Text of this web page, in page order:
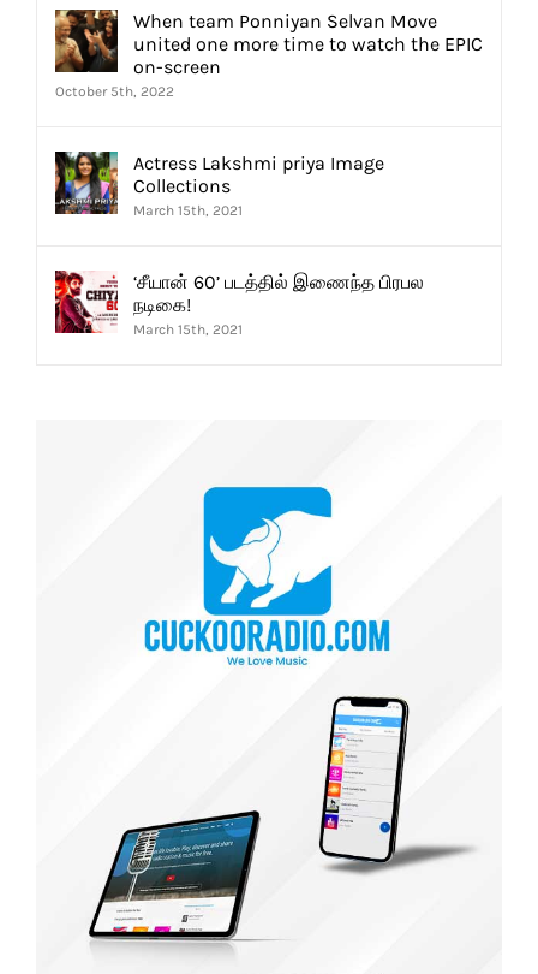
When team Ponniyan Selvan Move
united one more time to watch the EPIC
on-screen
October 5th, 2022
Actress Lakshmi priya Image
Collections
March 15th, 2021
‘சீயான் 60’ படத்தில் இணைந்த பிரபல
நடிகை!
March 15th, 2021